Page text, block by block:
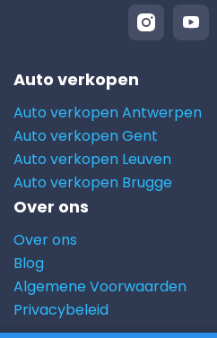
Auto verkopen
Auto verkopen Antwerpen
Auto verkopen Gent
Auto verkopen Leuven
Auto verkopen Brugge
Over ons
Over ons
Blog
Algemene Voorwaarden
Privacybeleid